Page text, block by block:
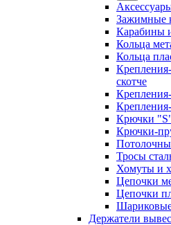
Зажимные
Карабины
Кольца
Кольца
скотче
Крючки
Крючки-
Тросы
Хомуты и
Цепочки
Цепочки
Держатели